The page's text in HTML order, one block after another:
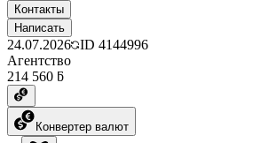
Контакты
Написать
24.07.2026 ID 4144996
Агентство
214 560 ƃ
Конвертер валют